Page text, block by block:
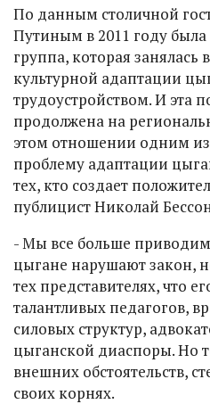
По данным столичной
Путиным в 2011 году была
группа, которая
культурной адаптации
трудоустройством. И эта
продолжена на
этом отношении одним
проблему адаптации
тех, кто создает
публицист Николай
- Мы все больше
цыгане нарушают закон,
тех представителях, что
талантливых педагогов,
силовых структур,
цыганской диаспоры. Но
внешних обстоятельств,
своих корнях.